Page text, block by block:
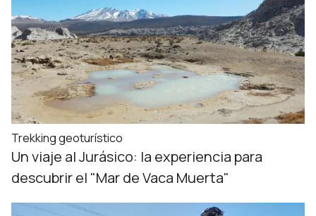
Trekking geoturístico
Un viaje al Jurásico: la experiencia para
descubrir el "Mar de Vaca Muerta"